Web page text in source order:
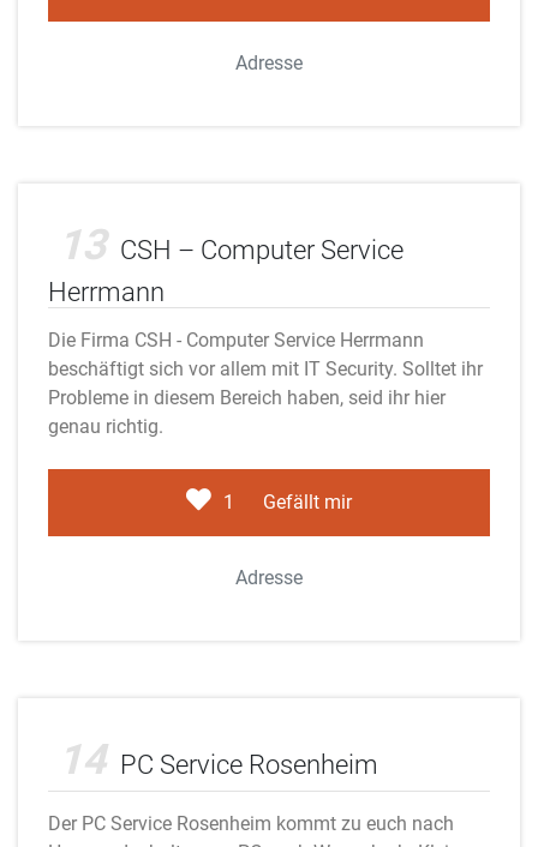
Adresse
13 CSH – Computer Service
Herrmann
Die Firma CSH - Computer Service Herrmann
beschäftigt sich vor allem mit IT Security. Solltet ihr
Probleme in diesem Bereich haben, seid ihr hier
genau richtig.
1 Gefällt mir
Adresse
14 PC Service Rosenheim
Der PC Service Rosenheim kommt zu euch nach